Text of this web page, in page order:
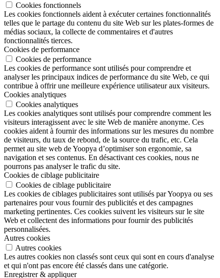
Cookies fonctionnels
Les cookies fonctionnels aident à exécuter certaines fonctionnalités
telles que le partage du contenu du site Web sur les plates-formes de
médias sociaux, la collecte de commentaires et d'autres
fonctionnalités tierces.
Cookies de performance
Cookies de performance
Les cookies de performance sont utilisés pour comprendre et
analyser les principaux indices de performance du site Web, ce qui
contribue à offrir une meilleure expérience utilisateur aux visiteurs.
Cookies analytiques
Cookies analytiques
Les cookies analytiques sont utilisés pour comprendre comment les
visiteurs interagissent avec le site Web de manière anonyme. Ces
cookies aident à fournir des informations sur les mesures du nombre
de visiteurs, du taux de rebond, de la source du trafic, etc. Cela
permet au site web de Yoopya d’optimiser son ergonomie, sa
navigation et ses contenus. En désactivant ces cookies, nous ne
pourrons pas analyser le trafic du site.
Cookies de ciblage publicitaire
Cookies de ciblage publicitaire
Les cookies de ciblages publicitaires sont utilisés par Yoopya ou ses
partenaires pour vous fournir des publicités et des campagnes
marketing pertinentes. Ces cookies suivent les visiteurs sur le site
Web et collectent des informations pour fournir des publicités
personnalisées.
Autres cookies
Autres cookies
Les autres cookies non classés sont ceux qui sont en cours d'analyse
et qui n'ont pas encore été classés dans une catégorie.
Enregistrer & appliquer